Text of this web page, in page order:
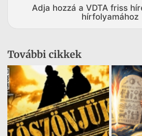
Adja hozzá a VDTA friss
hírfolyamához
További cikkek